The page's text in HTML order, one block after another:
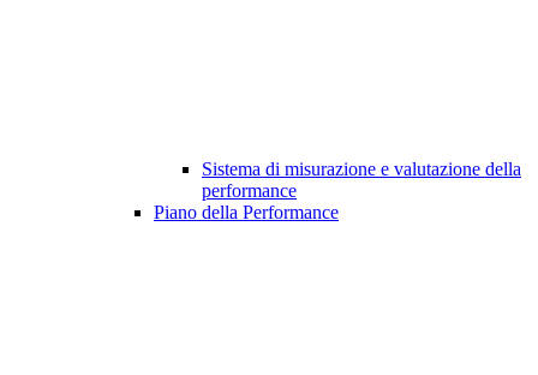
Sistema di misurazione e valutazione della
performance
Piano della Performance